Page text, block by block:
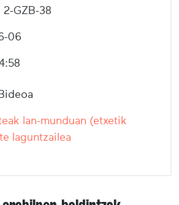
2-GZB-38
06
lan-munduan (etxetik
laguntzailea